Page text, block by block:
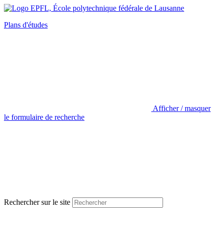
Plans d'études
Afficher / masquer
le formulaire de recherche
Rechercher sur le site